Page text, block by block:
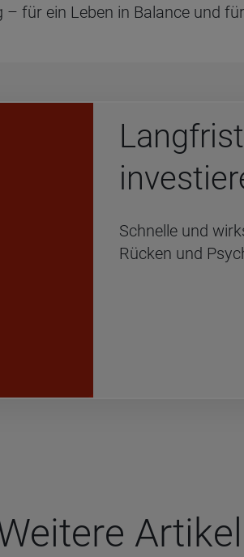
für ein Leben in Balance und
Schnelle und
Rücken und
Arti­kel